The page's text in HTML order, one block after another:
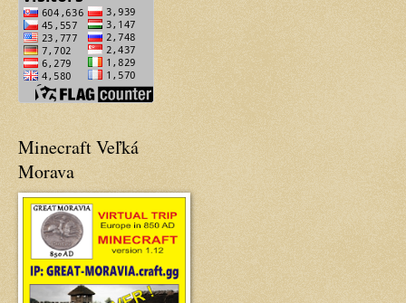
Minecraft Veľká
Morava